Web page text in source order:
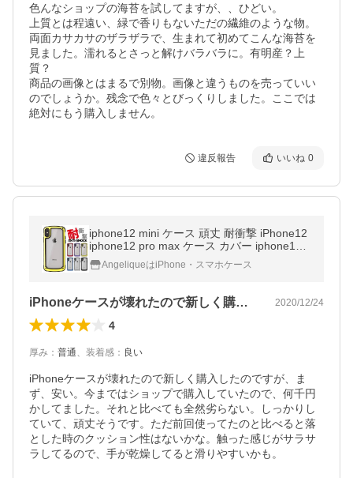
色んなショップの海苔を試してますが、、ひどい。
上質とは程遠い、緑で香りもないただの繊維のような物。
両面カサカサのザラザラで、生まれて初めてこんな海苔を
見ました。濡れるとさっと解けバラバラに。有明産？上
質？
商品の画像とはまるで別物。画像と違うものを売っていい
のでしょうか。残念で色々とびっくりしました。ここでは
絶対にもう購入しません。
違反報告 いいね 0
iphone12 mini ケース 頑丈 耐衝撃 iPhone12
iphone12 pro max ケース カバー iphone11 i
phone SE se2 iphoneXR iphonexs max ipho
neX iphone8 iphone7 plus
AngeliqueはiPhone・スマホケース
iPhoneケースが壊れたので新しく購… 2020/12/24
4
厚み ： 普通、 装着感 ： 良い
iPhoneケースが壊れたので新しく購入したのですが、ま
ず、安い。今まではショップで購入していたので、何千円
かしてました。それと比べても全然劣らない。しっかりし
ていて、頑丈そうです。ただ前回使ってたのと比べると落
とした時のクッション性はないかな。触った感じがサラサ
ラしてるので、手が乾燥してると滑りやすいかも。